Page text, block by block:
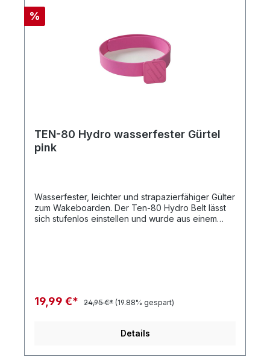
%
TEN-80 Hydro wasserfester Gürtel
pink
Wasserfester, leichter und strapazierfähiger Gülter
zum Wakeboarden. Der Ten-80 Hydro Belt lässt
sich stufenlos einstellen und wurde aus einem
19,99 €* 24,95 €* (19.88% gespart)
Details